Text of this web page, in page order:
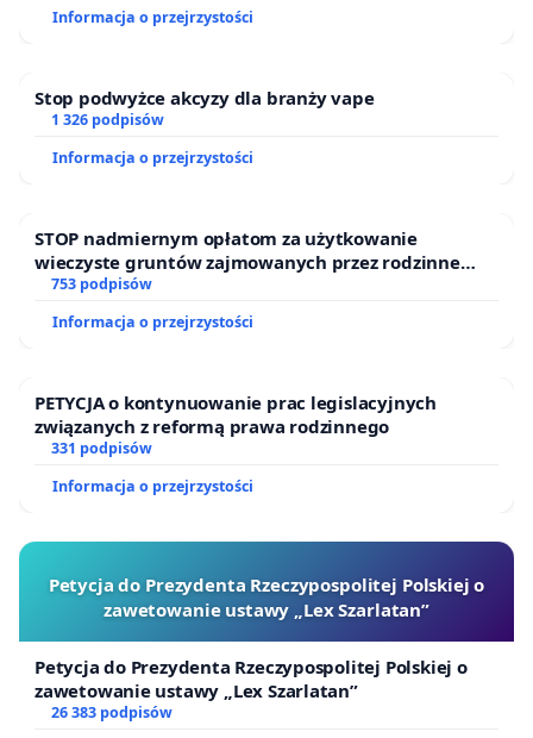
Informacja o przejrzystości
Stop podwyżce akcyzy dla branży vape
1 326 podpisów
Informacja o przejrzystości
STOP nadmiernym opłatom za użytkowanie
wieczyste gruntów zajmowanych przez rodzinne
ogrody działkowe.
753 podpisów
Informacja o przejrzystości
PETYCJA o kontynuowanie prac legislacyjnych
związanych z reformą prawa rodzinnego
331 podpisów
Informacja o przejrzystości
Petycja do Prezydenta Rzeczypospolitej Polskiej o
zawetowanie ustawy „Lex Szarlatan”
Petycja do Prezydenta Rzeczypospolitej Polskiej o
zawetowanie ustawy „Lex Szarlatan”
26 383 podpisów